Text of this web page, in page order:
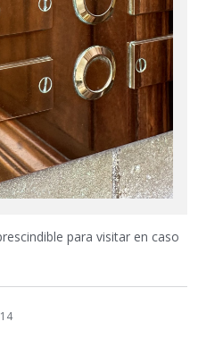
para visitar en caso